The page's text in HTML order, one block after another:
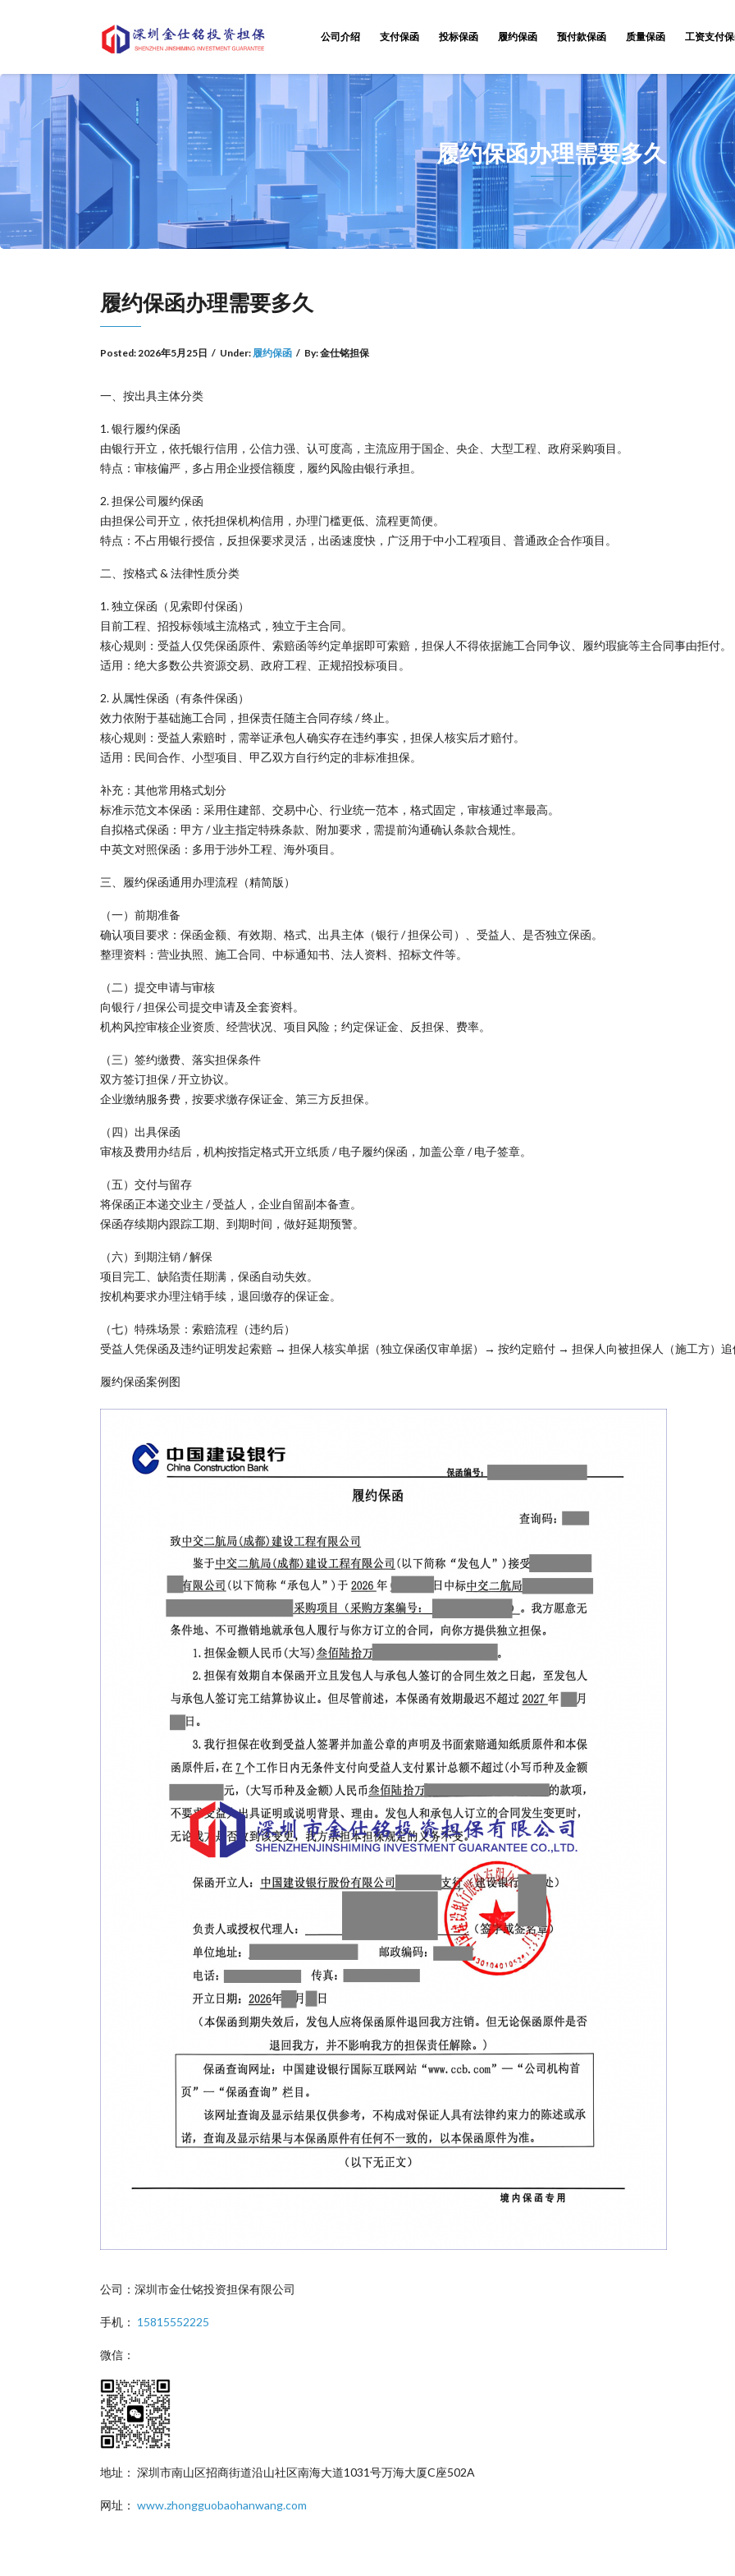
公司介绍 支付保函 投标保函 履约保函 预付款保函 质量保函 工资支付
履约保函办理需要多久
履约保函办理需要多久
Posted:2026年5月25日 / Under: 履约保函 / By:金仕铭担保
一、按出具主体分类
1. 银行履约保函
由银行开立，依托银行信用，公信力强、认可度高，主流应用于国企、央企、大型工程、政府采购项目。
特点：审核偏严，多占用企业授信额度，履约风险由银行承担。
2. 担保公司履约保函
由担保公司开立，依托担保机构信用，办理门槛更低、流程更简便。
特点：不占用银行授信，反担保要求灵活，出函速度快，广泛用于中小工程项目、普通政企合作项目。
二、按格式 & 法律性质分类
1. 独立保函（见索即付保函）
目前工程、招投标领域主流格式，独立于主合同。
核心规则：受益人仅凭保函原件、索赔函等约定单据即可索赔，担保人不得依据施工合同争议、履约瑕疵等主合同事由拒付。
适用：绝大多数公共资源交易、政府工程、正规招投标项目。
2. 从属性保函（有条件保函）
效力依附于基础施工合同，担保责任随主合同存续 / 终止。
核心规则：受益人索赔时，需举证承包人确实存在违约事实，担保人核实后才赔付。
适用：民间合作、小型项目、甲乙双方自行约定的非标准担保。
补充：其他常用格式划分
标准示范文本保函：采用住建部、交易中心、行业统一范本，格式固定，审核通过率最高。
自拟格式保函：甲方 / 业主指定特殊条款、附加要求，需提前沟通确认条款合规性。
中英文对照保函：多用于涉外工程、海外项目。
三、履约保函通用办理流程（精简版）
（一）前期准备
确认项目要求：保函金额、有效期、格式、出具主体（银行 / 担保公司）、受益人、是否独立保函。
整理资料：营业执照、施工合同、中标通知书、法人资料、招标文件等。
（二）提交申请与审核
向银行 / 担保公司提交申请及全套资料。
机构风控审核企业资质、经营状况、项目风险；约定保证金、反担保、费率。
（三）签约缴费、落实担保条件
双方签订担保 / 开立协议。
企业缴纳服务费，按要求缴存保证金、第三方反担保。
（四）出具保函
审核及费用办结后，机构按指定格式开立纸质 / 电子履约保函，加盖公章 / 电子签章。
（五）交付与留存
将保函正本递交业主 / 受益人，企业自留副本备查。
保函存续期内跟踪工期、到期时间，做好延期预警。
（六）到期注销 / 解保
项目完工、缺陷责任期满，保函自动失效。
按机构要求办理注销手续，退回缴存的保证金。
（七）特殊场景：索赔流程（违约后）
受益人凭保函及违约证明发起索赔 → 担保人核实单据（独立保函仅审单据）→ 按约定赔付 → 担保人向被担保人（施工方）追
履约保函案例图
公司：深圳市金仕铭投资担保有限公司
手机： 15815552225
微信：
地址： 深圳市南山区招商街道沿山社区南海大道1031号万海大厦C座502A
网址： www.zhongguobaohanwang.com